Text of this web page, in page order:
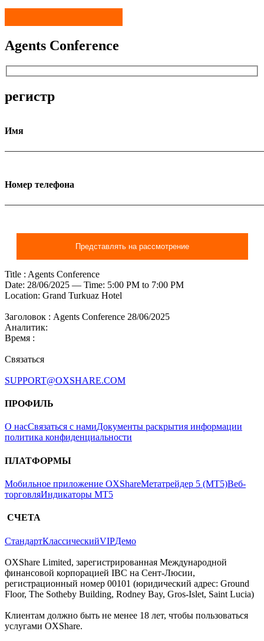
Agents Conference
регистр
Имя
Номер телефона
Представлять на рассмотрение
Title : Agents Conference
Date: 28/06/2025 — Time: 5:00 PM to 7:00 PM
Location: Grand Turkuaz Hotel
Заголовок : Agents Conference 28/06/2025
Аналитик:
Время :
Связаться
SUPPORT@OXSHARE.COM
ПРОФИЛЬ
О насСвязаться с намиДокументы раскрытия информации
политика конфиденциальности
ПЛАТФОРМЫ
Мобильное приложение OXShareМетатрейдер 5 (МТ5)Веб-
торговляИндикаторы МТ5
СЧЕТА
СтандартКлассическийVIPДемо
OXShare Limited, зарегистрированная Международной
финансовой корпорацией IBC на Сент-Люсии,
регистрационный номер 00101 (юридический адрес: Ground
Floor, The Sotheby Building, Rodney Bay, Gros-Islet, Saint Lucia)
Клиентам должно быть не менее 18 лет, чтобы пользоваться
услугами OXShare.